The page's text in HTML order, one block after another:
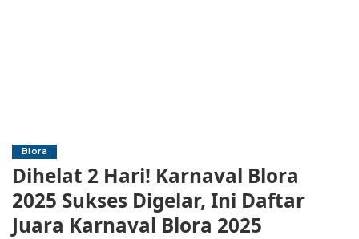
Blora
Dihelat 2 Hari! Karnaval Blora
2025 Sukses Digelar, Ini Daftar
Juara Karnaval Blora 2025